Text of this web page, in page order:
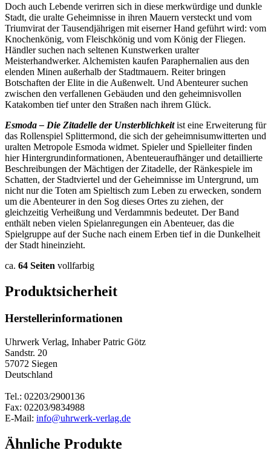
Doch auch Lebende verirren sich in diese merkwürdige und dunkle
Stadt, die uralte Geheimnisse in ihren Mauern versteckt und vom
Triumvirat der Tausendjährigen mit eiserner Hand geführt wird: vom
Knochenkönig, vom Fleischkönig und vom König der Fliegen.
Händler suchen nach seltenen Kunstwerken uralter
Meisterhandwerker. Alchemisten kaufen Paraphernalien aus den
elenden Minen außerhalb der Stadtmauern. Reiter bringen
Botschaften der Elite in die Außenwelt. Und Abenteurer suchen
zwischen den verfallenen Gebäuden und den geheimnisvollen
Katakomben tief unter den Straßen nach ihrem Glück.
Esmoda – Die Zitadelle der Unsterblichkeitist eine Erweiterung für
das Rollenspiel Splittermond, die sich der geheimnisumwitterten und
uralten Metropole Esmoda widmet. Spieler und Spielleiter finden
hier Hintergrundinformationen, Abenteueraufhänger und detaillierte
Beschreibungen der Mächtigen der Zitadelle, der Ränkespiele im
Schatten, der Stadtviertel und der Geheimnisse im Untergrund, um
nicht nur die Toten am Spieltisch zum Leben zu erwecken, sondern
um die Abenteurer in den Sog dieses Ortes zu ziehen, der
gleichzeitig Verheißung und Verdammnis bedeutet. Der Band
enthält neben vielen Spielanregungen ein Abenteuer, das die
Spielgruppe auf der Suche nach einem Erben tief in die Dunkelheit
der Stadt hineinzieht.
ca. 64 Seiten vollfarbig
Produktsicherheit
Herstellerinformationen
Uhrwerk Verlag, Inhaber Patric Götz
Sandstr. 20
57072 Siegen
Deutschland
Tel.: 02203/2900136
Fax: 02203/9834988
E-Mail: info@uhrwerk-verlag.de
Ähnliche Produkte